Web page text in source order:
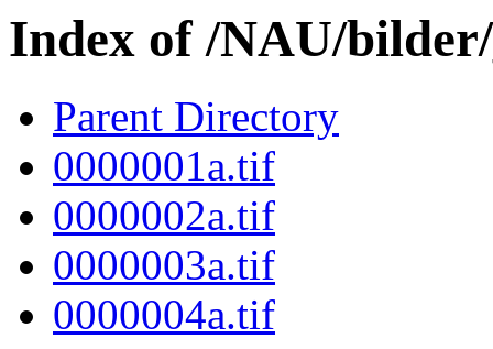
Index of /NAU/bilder/
Parent Directory
0000001a.tif
0000002a.tif
0000003a.tif
0000004a.tif